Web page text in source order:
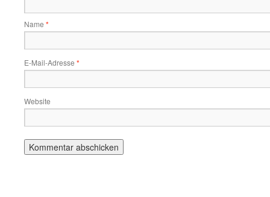
Name *
E-Mail-Adresse *
Website